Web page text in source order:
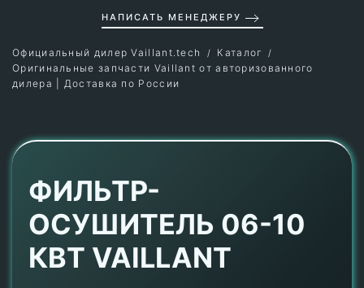
НАПИСАТЬ МЕНЕДЖЕРУ
Официальный дилер Vaillant.tech
Каталог
Оригинальные запчасти Vaillant от авторизованного
дилера | Доставка по России
ФИЛЬТР-
ОСУШИТЕЛЬ 06-10
КВТ VAILLANT